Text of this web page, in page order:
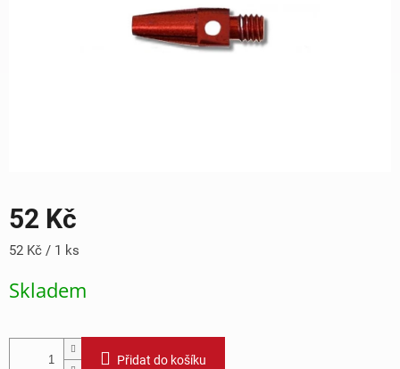
52 Kč
Měrná
52 Kč / 1 ks
Skladem
Přidat do košíku